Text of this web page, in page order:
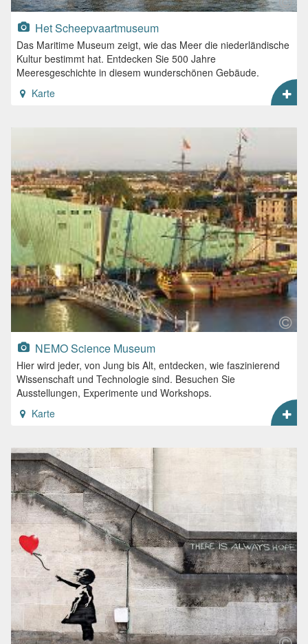
Het Scheepvaartmuseum
Das Maritime Museum zeigt, wie das Meer die niederländische
Kultur bestimmt hat. Entdecken Sie 500 Jahre
Meeresgeschichte in diesem wunderschönen Gebäude.
Karte
NEMO Science Museum
Hier wird jeder, von Jung bis Alt, entdecken, wie faszinierend
Wissenschaft und Technologie sind. Besuchen Sie
Ausstellungen, Experimente und Workshops.
Karte